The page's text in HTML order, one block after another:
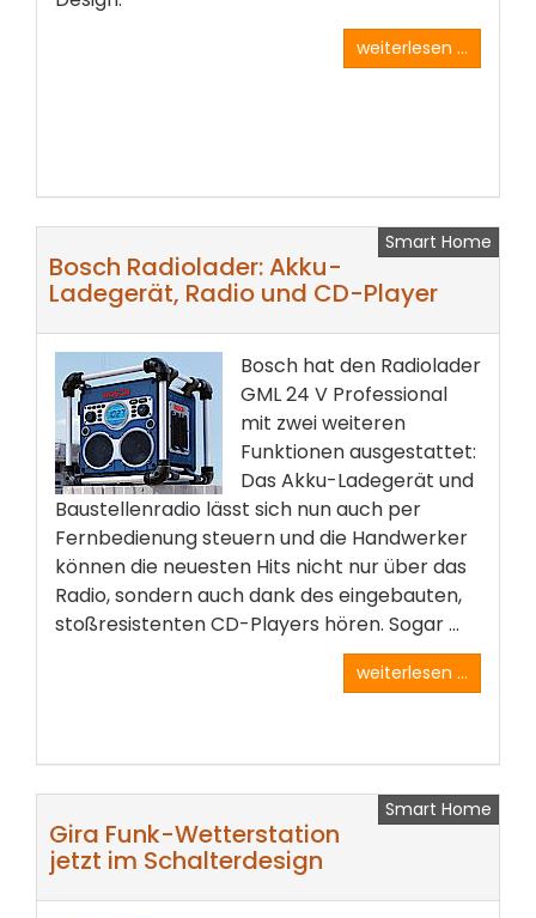
weiterlesen ...
Smart Home
Bosch Radiolader: Akku-
Ladegerät, Radio und CD-Player
Bosch hat den Radiolader
GML 24 V Professional
mit zwei weiteren
Funktionen ausgestattet:
Das Akku-Ladegerät und
Baustellenradio lässt sich nun auch per
Fernbedienung steuern und die Handwerker
können die neuesten Hits nicht nur über das
Radio, sondern auch dank des eingebauten,
stoßresistenten CD-Players hören. Sogar ...
weiterlesen ...
Smart Home
Gira Funk-Wetterstation
jetzt im Schalterdesign